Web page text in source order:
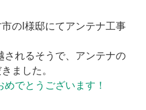
のI様邸にてアンテナ工事
れるそうで、アンテナの
ました。
でとうございます！